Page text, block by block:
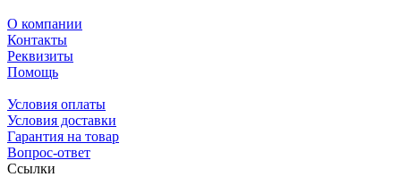
О компании
Контакты
Реквизиты
Помощь
Условия оплаты
Условия доставки
Гарантия на товар
Вопрос-ответ
Ссылки